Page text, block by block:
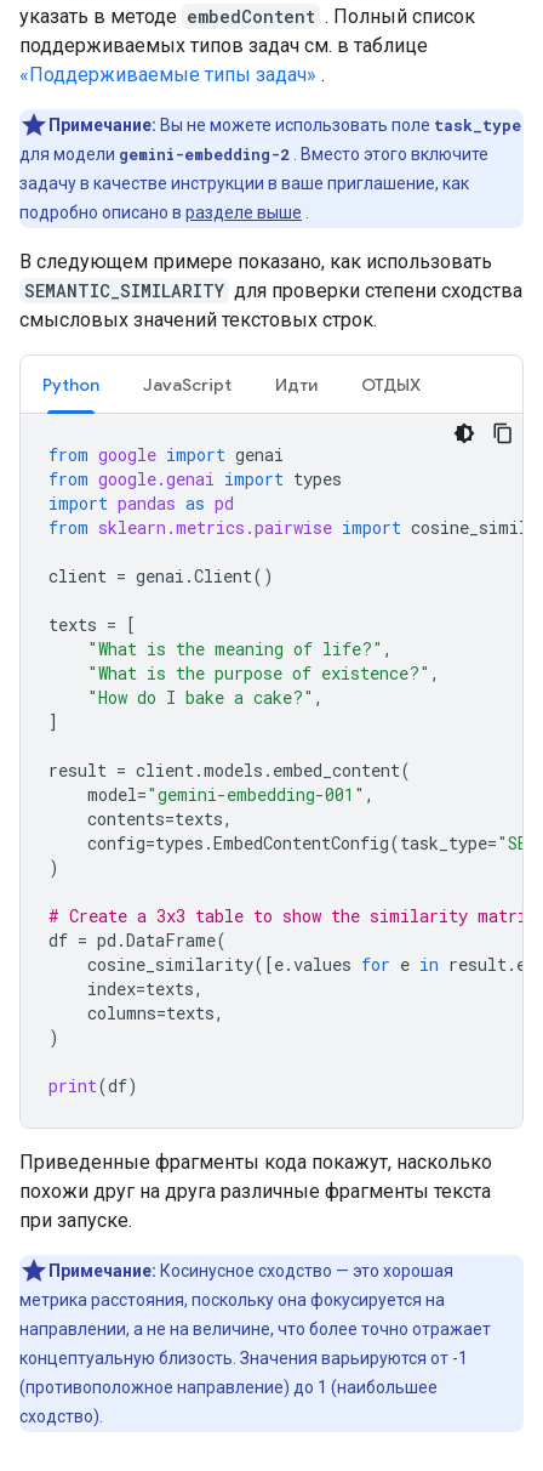
указать в методе embedContent . Полный список
поддерживаемых типов задач см. в таблице
«Поддерживаемые типы задач» .
Примечание: Вы не можете использовать поле task_type
для модели gemini-embedding-2 . Вместо этого включите
задачу в качестве инструкции в ваше приглашение, как
подробно описано в разделе выше
В следующем примере показано, как использовать
SEMANTIC_SIMILARITY для проверки степени сходства
смысловых значений текстовых строк.
Python JavaScript Идти ОТДЫХ
from google import genai
from google.genai import types
import pandas as pd
from sklearn.metrics.pairwise import
client = genai .Client()
texts = [
"What is the meaning of life?" ,
"What is the purpose of existence?" ,
"How do I bake a cake?" ,
]
result = client.models . embed_content(
model="gemini-embedding-001" ,
contents=texts,
config=types .EmbedContentConfig(task_type=
)
# Create a 3x3 table to show the similarity matrix
df = pd .DataFrame(
cosine_similarity([e.values for e in result.
index=texts,
columns=texts,
)
print(df)
Приведенные фрагменты кода покажут, насколько
похожи друг на друга различные фрагменты текста
при запуске.
Примечание: Косинусное сходство — это хорошая
метрика расстояния, поскольку она фокусируется на
направлении, а не на величине, что более точно отражает
концептуальную близость. Значения варьируются от -1
(противоположное направление) до 1 (наибольшее
сходство).